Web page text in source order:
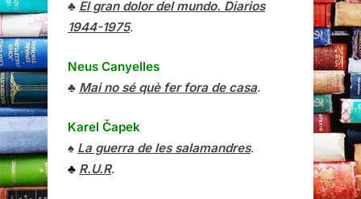
♣ El gran dolor del mundo. Diarios
1944-1975.
Neus Canyelles
♣ Mai no sé què fer fora de casa.
Karel Čapek
♠ La guerra de les salamandres.
♣ R.U.R.